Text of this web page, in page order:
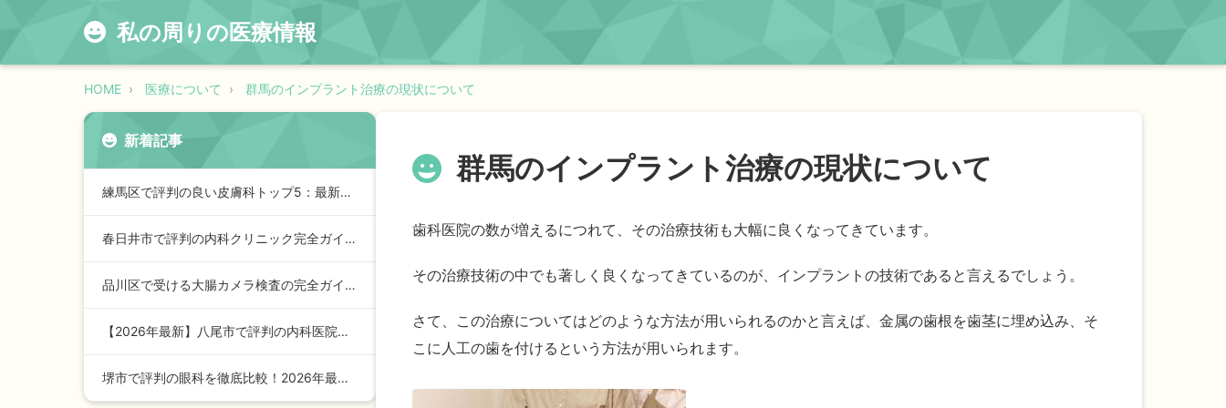
私の周りの医療情報
HOME 医療について 群馬のインプラント治療の現状について
群馬のインプラント治療の現状について
歯科医院の数が増えるにつれて、その治療技術も大幅に良くなってきています。
その治療技術の中でも著しく良くなってきているのが、インプラントの技術であると言えるでしょう。
さて、この治療についてはどのような方法が用いられるのかと言えば、金属の歯根を歯茎に埋め込み、そ
こに人工の歯を付けるという方法が用いられます。
新着記事
練馬区で評判の良い皮膚科トップ5：最新2026年版ガイド
春日井市で評判の内科クリニック完全ガイド【2024年最新版】…
品川区で受ける大腸カメラ検査の完全ガイド【2026年最新版】
【2026年最新】八尾市で評判の内科医院トップガイド：安心の…
堺市で評判の眼科を徹底比較！2026年最新ランキングと選び方…